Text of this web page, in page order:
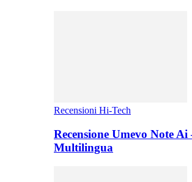
Recensioni Hi-Tech
Recensione Umevo Note
Multilingua